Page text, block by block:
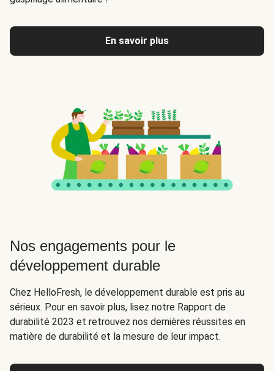
En savoir plus
Nos engagements pour le
développement durable
Chez HelloFresh, le développement durable est pris au
sérieux. Pour en savoir plus, lisez notre Rapport de
durabilité 2023 et retrouvez nos dernières réussites en
matière de durabilité et la mesure de leur impact.